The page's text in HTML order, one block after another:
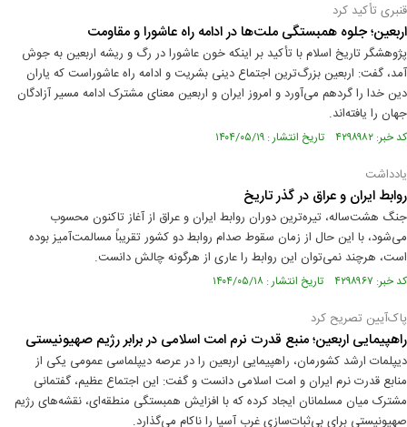
قنبری تأکید کرد
اربعین؛ جلوه همبستگی ملت‌ها در ادامه راه عاشورا و مقاومت
پژوهشگر تاریخ اسلام با تأکید بر اینکه خون عاشورا در رگ و ریشه اربعین به جوش
آمد، گفت: اربعین بزرگ‌ترین اجتماع دینی بشریت و ادامه راه عاشوراست که یاران
دین خدا را گردهم می‌آورد و امروز ایران و اربعین معنای مشترک ادامه مسیر آزادگان
جهان را یافته‌اند.
کد خبر: ۴۲۹۸۹۸۲ تاریخ انتشار : ۱۴۰۴/۰۵/۱۹
یادداشت
روابط ایران و عراق در گذر تاریخ
جنگ هشت‌ساله، تیره‌ترین دوران روابط ایران و عراق از آغاز تاکنون محسوب
می‌شود، با این حال از زمان سقوط صدام روابط دو کشور تقریباً مسالمت‌آمیز بوده
است، هرچند نمی‌توان این روابط را عاری از هرگونه چالش دانست.
کد خبر: ۴۲۹۸۹۶۷ تاریخ انتشار : ۱۴۰۴/۰۵/۱۸
پاک‌آیین تصریح کرد
راهپیمایی اربعین؛ منبع قدرت نرم امت اسلامی در برابر رژیم صهیونیستی
دیپلمات ارشد کشورمان، راهپیمایی اربعین را در عرصه دیپلماسی عمومی یکی از
منابع قدرت نرم ایران و امت اسلامی دانست و گفت: این اجتماع عظیم، گفتمانی
مشترک میان مسلمانان ایجاد کرده که با افزایش همبستگی منطقه‌ای، نقشه‌های رژیم
صهیونیستی برای بی‌ثبات‌سازی غرب آسیا را ناکام می‌گذارد.